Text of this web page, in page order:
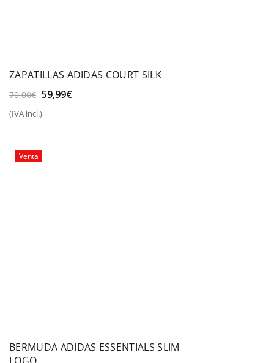
ZAPATILLAS ADIDAS COURT SILK
70,00€ El
original
59,99€El
(IVA incl.)
Venta
BERMUDA ADIDAS ESSENTIALS SLIM